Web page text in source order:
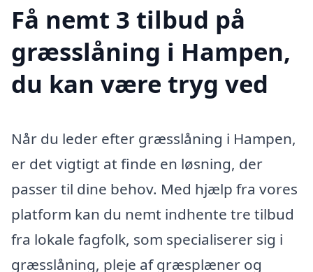
Få nemt 3 tilbud på
græsslåning i Hampen,
du kan være tryg ved
Når du leder efter græsslåning i Hampen,
er det vigtigt at finde en løsning, der
passer til dine behov. Med hjælp fra vores
platform kan du nemt indhente tre tilbud
fra lokale fagfolk, som specialiserer sig i
græsslåning, pleje af græsplæner og